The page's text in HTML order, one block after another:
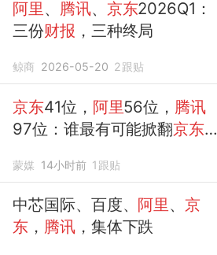
阿里、 腾讯、 京东2026Q1：
三份财报 ，三种终局
鲸商 2026-05-20 2跟贴
京东41位， 阿里56位， 腾讯
97位：谁最有可能掀翻京东的
蒙媒 14小时前 1 跟贴
中芯国际、百度、 阿里、 京
东 ， 腾讯，集体下跌